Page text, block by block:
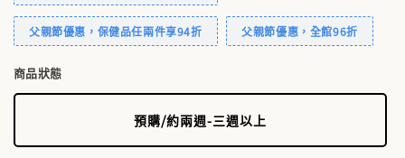
父親節優惠，保健品任兩件享94折 父親節優惠，全館96折
商品狀態
預購/約兩週-三週以上